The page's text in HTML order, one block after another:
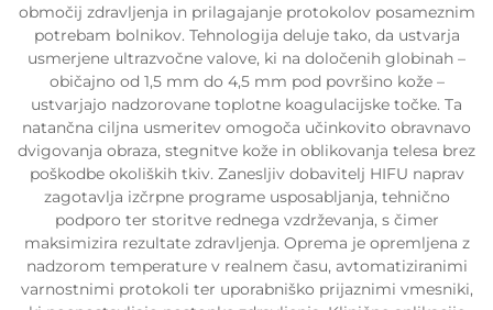
območij zdravljenja in prilagajanje protokolov posameznim
potrebam bolnikov. Tehnologija deluje tako, da ustvarja
usmerjene ultrazvočne valove, ki na določenih globinah –
običajno od 1,5 mm do 4,5 mm pod površino kože –
ustvarjajo nadzorovane toplotne koagulacijske točke. Ta
natančna ciljna usmeritev omogoča učinkovito obravnavo
dvigovanja obraza, stegnitve kože in oblikovanja telesa brez
poškodbe okoliških tkiv. Zanesljiv dobavitelj HIFU naprav
zagotavlja izčrpne programe usposabljanja, tehnično
podporo ter storitve rednega vzdrževanja, s čimer
maksimizira rezultate zdravljenja. Oprema je opremljena z
nadzorom temperature v realnem času, avtomatiziranimi
varnostnimi protokoli ter uporabniško prijaznimi vmesniki,